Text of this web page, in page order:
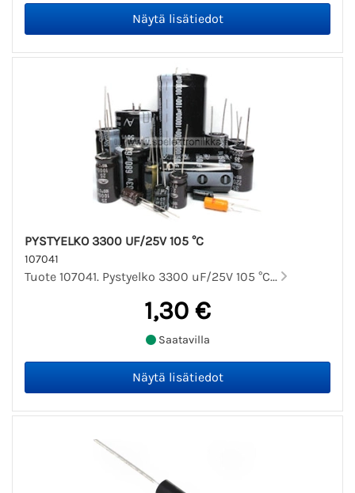
PYSTYELKO 3300 UF/25V 105 °C
107041
Tuote 107041. Pystyelko 3300 uF/25V 105 °C...
1,30 €
Saatavilla